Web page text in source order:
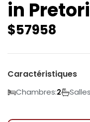
in
$57958
Caractéristiques
Chambres:2